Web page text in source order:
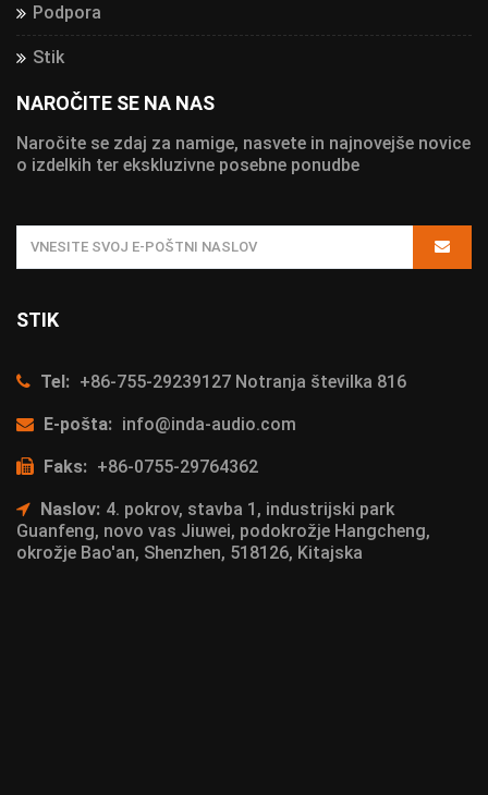
Podpora
Stik
NAROČITE SE NA NAS
Naročite se zdaj za namige, nasvete in najnovejše novice
o izdelkih ter ekskluzivne posebne ponudbe
STIK
Tel: +86-755-29239127 Notranja številka 816
E-pošta: info@inda-audio.com
Faks: +86-0755-29764362
Naslov: 4. pokrov, stavba 1, industrijski park
Guanfeng, novo vas Jiuwei, podokrožje Hangcheng,
okrožje Bao'an, Shenzhen, 518126, Kitajska